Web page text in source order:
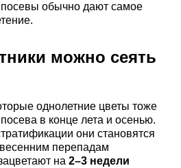
посевы обычно дают самое
можно сеять
однолетние цветы тоже
в конце лета и осенью.
они становятся
перепадам
на 2–3 недели